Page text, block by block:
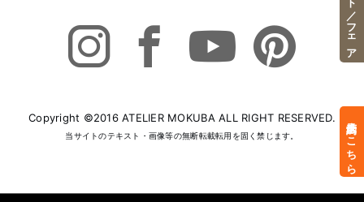
Copyright ©2016 ATELIER MOKUBA ALL RIGHT RESERVED.
当サイトのテキスト・画像等の無断転載転用を固く禁じます。 来店予約はこちら